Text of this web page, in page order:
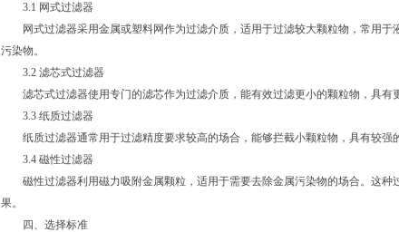
3.1 网式过滤器
网式过滤器采用金属或塑料网作为过滤介质，适用于过滤较大颗粒物，常用于
污染物。
3.2 滤芯式过滤器
滤芯式过滤器使用专门的滤芯作为过滤介质，能有效过滤更小的颗粒物，具有
3.3 纸质过滤器
纸质过滤器通常用于过滤精度要求较高的场合，能够拦截小颗粒物，具有较强
3.4 磁性过滤器
磁性过滤器利用磁力吸附金属颗粒，适用于需要去除金属污染物的场合。这种
果。
四、选择标准